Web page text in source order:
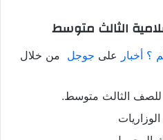
الثالث متوسط
؟ أخبار على جوجل من خلال
للصف الثالث متوسط.